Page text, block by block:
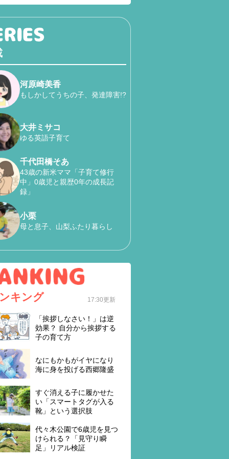
河原崎美香
もしかしてうちの子、発達障害!?
大井ミサコ
ゆる英語子育て
千代田橋そあ
43歳の新米ママ「子育て修行
中」0歳児と親歴0年の成長記
録」
小栗
母と息子、山梨ふたり暮らし
キング 17:30更新
「挨拶しなさい！」は逆
効果？ 自分から挨拶する
子の育て方
なにもかもがイヤになり
海に身を投げる西郷隆盛
すぐ消える子に履かせた
い「スマートタグが入る
靴」という選択肢
代々木公園で6歳児を見つ
けられる？「見守り瞬
足」リアル検証